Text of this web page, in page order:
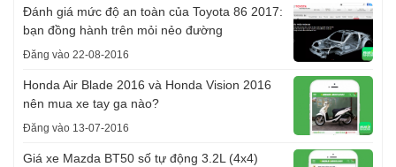
Đánh giá mức độ an toàn của Toyota 86 2017:
bạn đồng hành trên mỏi nẻo đường
Đăng vào 22-08-2016
Honda Air Blade 2016 và Honda Vision 2016
nên mua xe tay ga nào?
Đăng vào 13-07-2016
Giá xe Mazda BT50 số tự động 3.2L (4x4)